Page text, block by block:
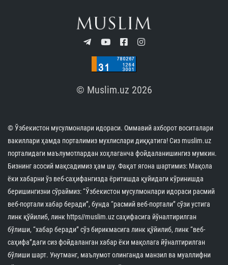
© Muslim.uz 2026
© Ўзбекистон мусулмонлари идораси. Оммавий ахборот воситалари
вакиллари ҳамда порталимиз мухлислари диққатига! Сиз muslim.uz
порталидаги маълумотлардан хоҳлаганча фойдаланишингиз мумкин.
Бизнинг асосий мақсадимиз ҳам шу. Фақат ягона шартимиз: Мақола
ёки хабарни ўз веб-саҳифангизда ёритишда қуйидаги кўринишда
беришингизни сўраймиз: “Ўзбекистон мусулмонлари идораси расмий
веб-портали хабар беради”, бунда “расмий веб-портали” сўзи устига
линк қўйилиб, линк https//muslim.uz саҳифасига йўналтирилган
бўлиши, “хабар беради” сўз бирикмасига линк қўйилиб, линк “веб-
саҳифа”даги сиз фойдаланган хабар ёки мақолага йўналтирилган
бўлиши шарт. Унутманг, маълумот олинганда манзил ва муаллифни